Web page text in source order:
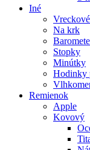
Iné
Na krk
Stopky
Minútky
Hodinky
Remienok
Apple
Kovový